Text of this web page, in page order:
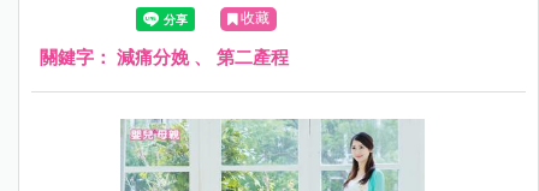
and Gynecology）有一項研究認為沒有必要。
收藏
關鍵字： 減痛分娩、 第二產程